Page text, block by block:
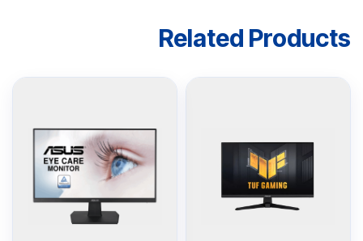
Related Products